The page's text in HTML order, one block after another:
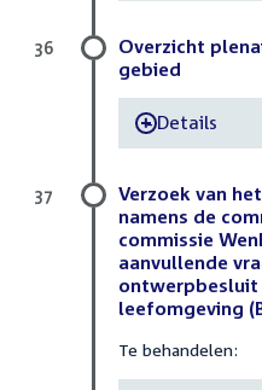
Overzicht
gebied
-Details
36
Verzoek van
namens de
commissie
aanvullende
leefomgeving
Te behandelen:
37